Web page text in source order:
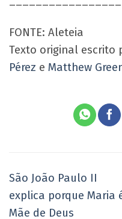
FONTE: Aleteia
Texto original escrito
Pérez e Matthew
São João Paulo II
explica porque Maria
Mãe de Deus